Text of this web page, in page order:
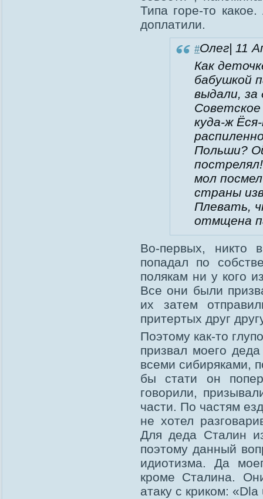
Типа горе-то
доплатили.
#Олег| 11
Как
бабушкой
выдали, за
куда-ж
Польши?
мол
страны
Плевать,
отмщена
Во-первых, никто
попадал по
полякам ни у кого
Все они были
их затем
притертых друг
Поэтому как-то
призвал моего
всеми сибиряками,
бы стати он
говорили,
части. По частям
не хотел
Для деда Сталин
поэтому данный
идиотизма. Да
кроме Сталина.
атаку с криком: